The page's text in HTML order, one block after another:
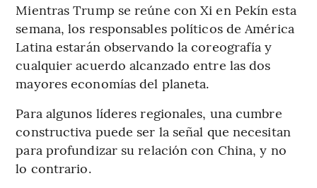
Mientras Trump se reúne con Xi en Pekín esta
semana, los responsables políticos de América
Latina estarán observando la coreografía y
cualquier acuerdo alcanzado entre las dos
mayores economías del planeta.
Para algunos líderes regionales, una cumbre
constructiva puede ser la señal que necesitan
para profundizar su relación con China, y no
lo contrario.